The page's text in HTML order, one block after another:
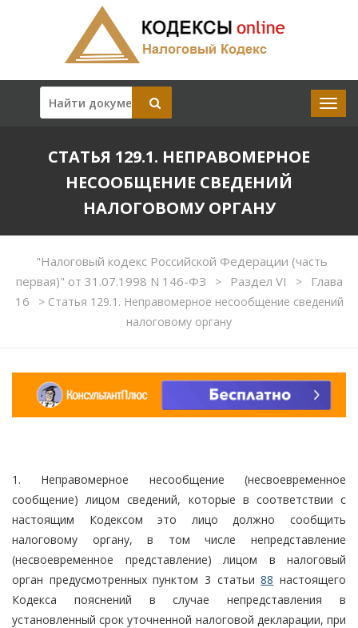
СТАТЬЯ 129.1. НЕПРАВОМЕРНОЕ
НЕСООБЩЕНИЕ СВЕДЕНИЙ
НАЛОГОВОМУ ОРГАНУ
"Налоговый кодекс Российской Федерации (часть
первая)" от 31.07.1998 N 146-ФЗ
> Раздел VI >
Глава
16
>Статья 129.1. Неправомерное несообщение сведений
налоговому органу
1. Неправомерное несообщение (несвоевременное
сообщение) лицом сведений, которые в соответствии с
настоящим Кодексом это лицо должно сообщить
налоговому органу, в том числе непредставление
(несвоевременное представление) лицом в налоговый
орган предусмотренных пунктом 3 статьи88 настоящего
Кодекса пояснений в случае непредставления в
установленный срок уточненной налоговой декларации, при